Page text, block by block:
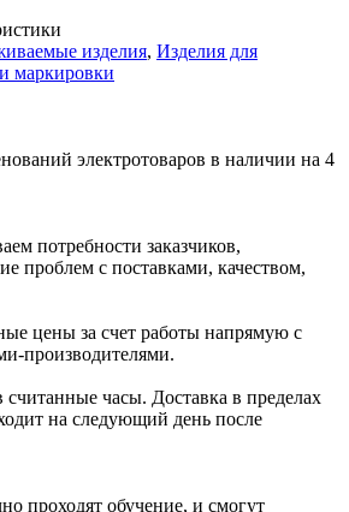
изделия, Изделия для
маркировки
электротоваров в наличии на 4
потребности заказчиков,
проблем с поставками, качеством,
цены за счет работы напрямую с
производителями.
считанные часы. Доставка в пределах
на следующий день после
проходят обучение, и смогут